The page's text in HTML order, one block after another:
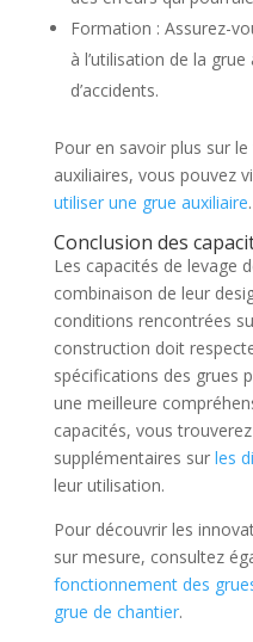
Formation : Assurez-
à l’utilisation de la
d’accidents.
Pour en savoir plus sur
auxiliaires, vous pouvez
utiliser une grue auxiliaire.
Conclusion des
Les capacités de levage
combinaison de leur
conditions rencontrées
construction doit
spécifications des grues
une meilleure
capacités, vous
supplémentaires sur les
leur utilisation.
Pour découvrir les
sur mesure, consultez
fonctionnement des
grue de chantier.